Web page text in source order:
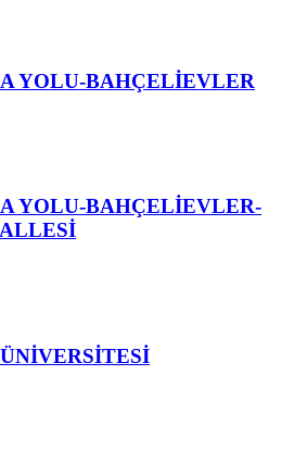
YOLU-BAHÇELİEVLER
YOLU-BAHÇELİEVLER-